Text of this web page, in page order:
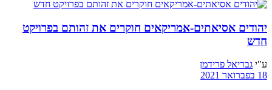
יהודים אסיאתים-אמריקאים חוקרים את זהותם בפרויקט
חדש
ע"י גבריאל פרידמן
18 בפברואר 2021